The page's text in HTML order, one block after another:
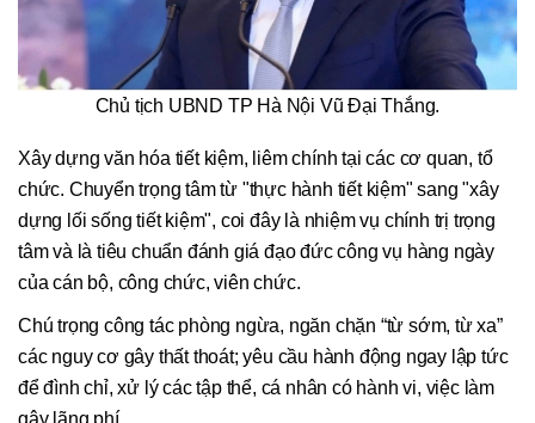
Chủ tịch UBND TP Hà Nội Vũ Đại Thắng.
Xây dựng văn hóa tiết kiệm, liêm chính tại các cơ quan, tổ
chức. Chuyển trọng tâm từ "thực hành tiết kiệm" sang "xây
dựng lối sống tiết kiệm", coi đây là nhiệm vụ chính trị trọng
tâm và là tiêu chuẩn đánh giá đạo đức công vụ hàng ngày
của cán bộ, công chức, viên chức.
Chú trọng công tác phòng ngừa, ngăn chặn “từ sớm, từ xa”
các nguy cơ gây thất thoát; yêu cầu hành động ngay lập tức
để đình chỉ, xử lý các tập thể, cá nhân có hành vi, việc làm
gây lãng phí .